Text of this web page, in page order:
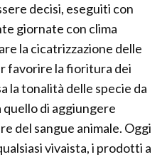
decisi, eseguiti con
giornate con clima
la cicatrizzazione delle
favorire la fioritura dei
la tonalità delle specie da
di aggiungere
del sangue animale. Oggi
vivaista, i prodotti a